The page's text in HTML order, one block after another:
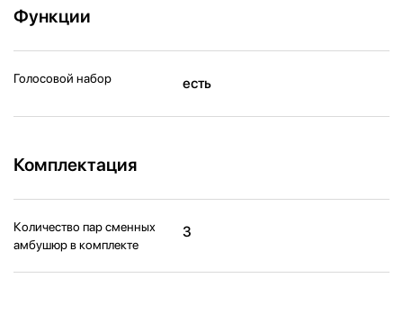
Функции
Голосовой набор есть
Комплектация
Количество пар сменных
амбушюр в комплекте
3